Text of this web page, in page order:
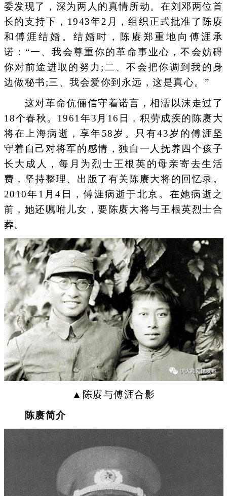
委发现了，深为两人的真情所动。在刘邓两位首
长的支持下，1943年2月，组织正式批准了陈赓
和傅涯结婚。结婚时，陈赓郑重地向傅涯承
诺：“一、我会尊重你的革命事业心，不会妨碍
你对前途进取的努力;二、不会把你调到我的身
边做秘书;三、我会爱你到永远，这是真心。”
这对革命伉俪信守着诺言，相濡以沫走过了
18个春秋。1961年3月16日，积劳成疾的陈赓大
将在上海病逝，享年58岁。只有43岁的傅涯坚
守着自己对将军的感情，独自一人抚养四个孩子
长大成人，每月为烈士王根英的母亲寄去生活
费，坚持整理、出版了有关陈赓大将的回忆录。
2010年1月4日，傅涯病逝于北京。在她病逝之
前，她还嘱咐儿女，要陈赓大将与王根英烈士合
葬。
▲陈赓与傅涯合影
陈赓简介